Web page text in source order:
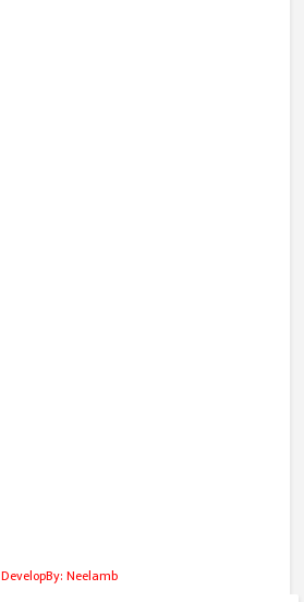
DevelopBy: Neelamb